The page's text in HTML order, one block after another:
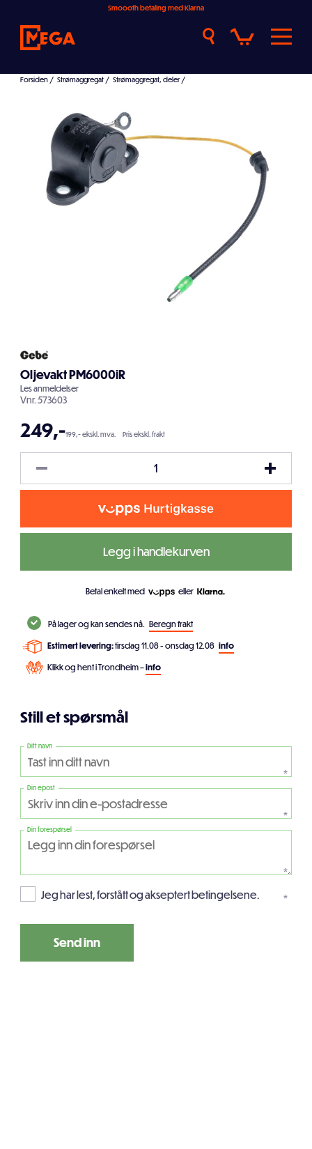
Smoooth betaling med Klarna
Forsiden / Strømaggregat / Strømaggregat, deler /
Oljevakt PM6000iR
Lesanmeldelser
Vnr.573603
249,-199,- ekskl. mva. Pris ekskl. frakt
Legg i handlekurven
Betal enkelt med eller
På lager og kan sendes nå. Beregn frakt
Estimert levering:tirsdag 11.08 - onsdag 12.08 info
Klikk og hent i Trondheim –info
Still et spørsmål
Ditt navn
*
Din epost
*
Din forespørsel
*
Jeg har lest, forstått og akseptert betingelsene. *